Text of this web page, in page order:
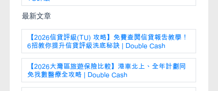
最新文章
【2026信貸評級(TU) 攻略】免費查閱信貸報告教學！
6招教你提升信貸評級洗底秘訣 | Double Cash
【2026大灣區旅遊保險比較】港車北上、全年計劃同
免找數醫療全攻略 | Double Cash